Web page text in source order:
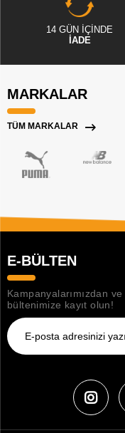
14 GÜN İÇİNDE
İADE
MARKALAR
TÜM MARKALAR
E-BÜLTEN
Kampanyalarımızdan
bültenimize kayıt olun!